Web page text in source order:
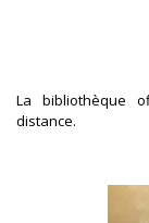
La bibliothèque
distance.